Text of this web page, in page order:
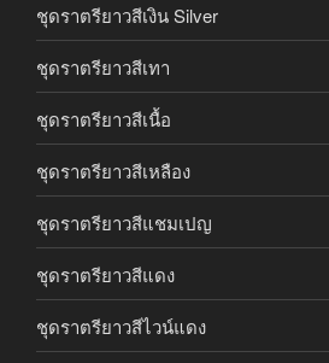
ชุดราตรียาวสีเงิน Silver
ชุดราตรียาวสีเทา
ชุดราตรียาวสีเนื้อ
ชุดราตรียาวสีเหลือง
ชุดราตรียาวสีแชมเปญ
ชุดราตรียาวสีแดง
ชุดราตรียาวสีไวน์แดง